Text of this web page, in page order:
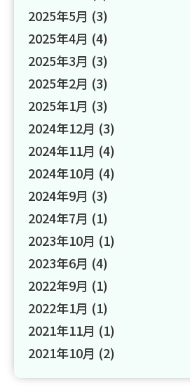
2025年5月 (3)
2025年4月 (4)
2025年3月 (3)
2025年2月 (3)
2025年1月 (3)
2024年12月 (3)
2024年11月 (4)
2024年10月 (4)
2024年9月 (3)
2024年7月 (1)
2023年10月 (1)
2023年6月 (4)
2022年9月 (1)
2022年1月 (1)
2021年11月 (1)
2021年10月 (2)